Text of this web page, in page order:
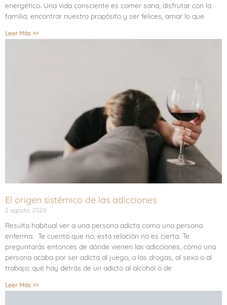
energético. Una vida consciente es comer sana, disfrutar con la
familia, encontrar nuestro propósito y ser felices, amar lo que
Leer Más >>
El origen sistémico de las adicciones
2 agosto, 2020
Resulta habitual ver a una persona adicta como una persona
enferma. Te cuento que no, esta relación no es cierta. Te
preguntarás entonces de dónde vienen las adicciones, cómo una
persona acaba por ser adicta al juego, a las drogas, al sexo o al
trabajo; qué hay detrás de un adicto al alcohol o de
Leer Más >>